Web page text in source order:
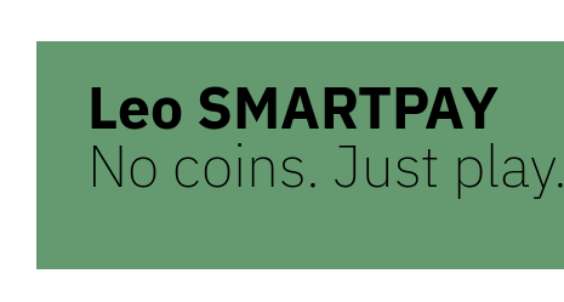
Leo SMARTPAY
No coins. Just play.